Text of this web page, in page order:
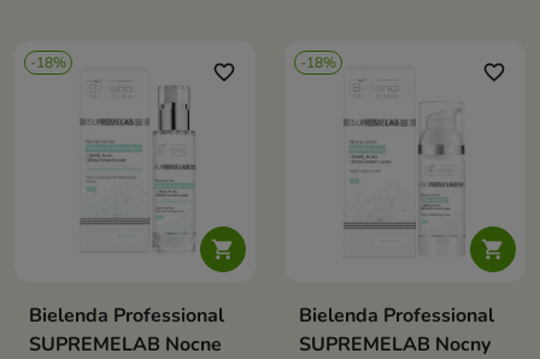
-18%

favorite_border
Bielenda Professional
SUPREMELAB Nocne
-18%

favorite_border
Bielenda Professional
SUPREMELAB Nocny